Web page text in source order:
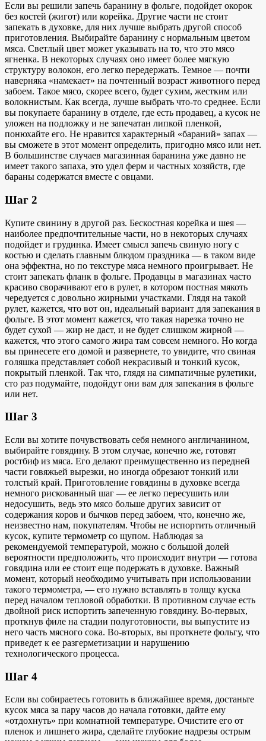
Если вы решили запечь баранину в фольге, подойдет окорок
без костей (жигот) или корейка. Другие части не стоит
запекать в духовке, для них лучше выбрать другой способ
приготовления. Выбирайте баранину с нормальным цветом
мяса. Светлый цвет может указывать на то, что это мясо
ягненка. В некоторых случаях оно имеет более мягкую
структуру волокон, его легко передержать. Темное — почти
наверняка «намекает» на почтенный возраст животного перед
забоем. Такое мясо, скорее всего, будет сухим, жестким или
волокнистым. Как всегда, лучше выбрать что-то среднее. Если
вы покупаете баранину в отделе, где есть продавец, а кусок не
уложен на подложку и не запечатан липкой пленкой,
понюхайте его. Не нравится характерный «бараний» запах —
вы сможете в этот момент определить, пригодно мясо или нет.
В большинстве случаев магазинная баранина уже давно не
имеет такого запаха, это удел ферм и частных хозяйств, где
бараны содержатся вместе с овцами.
Шаг 2
Купите свинину в другой раз. Бескостная корейка и шея —
наиболее предпочтительные части, но в некоторых случаях
подойдет и грудинка. Имеет смысл запечь свиную ногу с
костью и сделать главным блюдом праздника — в таком виде
она эффектна, но по текстуре мяса немного проигрывает. Не
стоит запекать фланк в фольге. Продавцы в магазинах часто
красиво сворачивают его в рулет, в котором постная мякоть
чередуется с довольно жирными участками. Глядя на такой
рулет, кажется, что вот он, идеальный вариант для запекания в
фольге. В этот момент кажется, что такая нарезка точно не
будет сухой — жир не даст, и не будет слишком жирной —
кажется, что этого самого жира там совсем немного. Но когда
вы принесете его домой и развернете, то увидите, что свиная
голяшка представляет собой некрасивый и тонкий кусок,
покрытый пленкой. Так что, глядя на симпатичные рулетики,
сто раз подумайте, подойдут они вам для запекания в фольге
или нет.
Шаг 3
Если вы хотите почувствовать себя немного англичанином,
выбирайте говядину. В этом случае, конечно же, готовят
ростбиф из мяса. Его делают преимущественно из передней
части говяжьей вырезки, но иногда обрезают тонкий или
толстый край. Приготовление говядины в духовке всегда
немного рискованный шаг — ее легко пересушить или
недосушить, ведь это мясо больше других зависит от
содержания коров и бычков перед забоем, что, конечно же,
неизвестно нам, покупателям. Чтобы не испортить отличный
кусок, купите термометр со щупом. Наблюдая за
рекомендуемой температурой, можно с большой долей
вероятности предположить, что происходит внутри — готова
говядина или ее стоит еще подержать в духовке. Важный
момент, который необходимо учитывать при использовании
такого термометра, — его нужно вставлять в толщу куска
перед началом тепловой обработки. В противном случае есть
двойной риск испортить запеченную говядину. Во-первых,
проткнув филе на стадии полуготовности, вы выпустите из
него часть мясного сока. Во-вторых, вы проткнете фольгу, что
приведет к ее разгерметизации и нарушению
технологического процесса.
Шаг 4
Если вы собираетесь готовить в ближайшее время, достаньте
кусок мяса за пару часов до начала готовки, дайте ему
«отдохнуть» при комнатной температуре. Очистите его от
пленок и лишнего жира, сделайте глубокие надрезы острым